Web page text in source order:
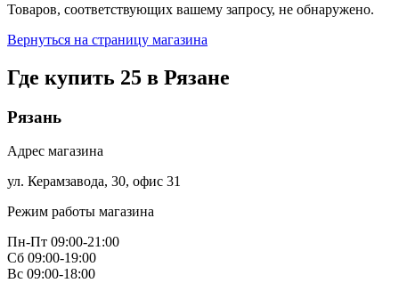
Товаров, соответствующих вашему запросу, не обнаружено.
Вернуться на страницу магазина
Где купить 25 в Рязане
Рязань
Адрес магазина
ул. Керамзавода, 30, офис 31
Режим работы магазина
Пн-Пт 09:00-21:00
Сб 09:00-19:00
Вс 09:00-18:00